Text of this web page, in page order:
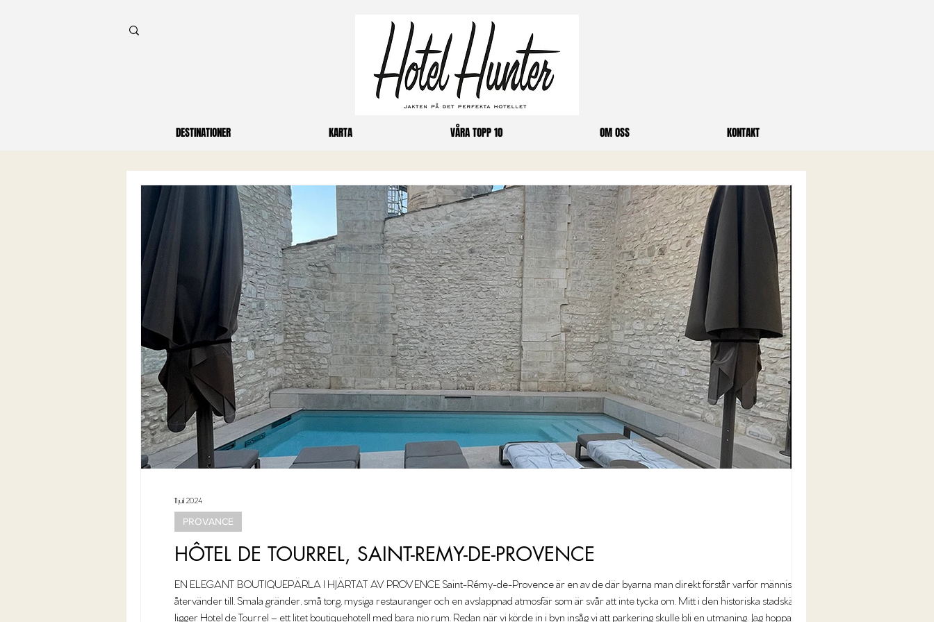
DESTINATIONER KARTA VÅRA TOPP 10 OM OSS KONTAKT
HÔTEL DE TOURREL, SAINT-REMY-DE-PROVENCE
EN ELEGANT BOUTIQUEPÄRLA I HJÄRTAT AV PROVENCE Saint-Rémy-de-Provence är en av de där byarna man direkt förstår varför människor
återvänder till. Smala gränder, små torg, mysiga restauranger och en avslappnad atmosfär som är svår att inte tycka om. Mitt i den historiska stadskärnan
ligger Hotel de Tourrel – ett litet boutiquehotell med bara nio rum. Redan när vi körde in i byn insåg vi att parkering skulle bli en utmaning. Jag hoppade ur
PROVANCE
11 juli 2024